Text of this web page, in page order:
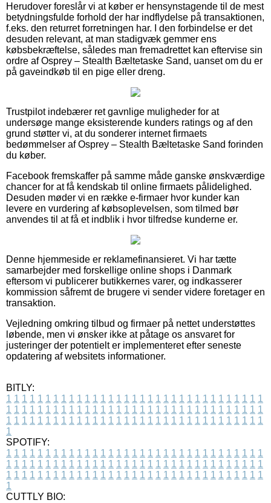
Herudover foreslår vi at køber er hensynstagende til de mest
betydningsfulde forhold der har indflydelse på transaktionen,
f.eks. den returret forretningen har. I den forbindelse er det
desuden relevant, at man stadigvæk gemmer ens
købsbekræftelse, således man fremadrettet kan eftervise sin
ordre af Osprey – Stealth Bæltetaske Sand, uanset om du er
på gaveindkøb til en pige eller dreng.
Trustpilot indebærer ret gavnlige muligheder for at
undersøge mange eksisterende kunders ratings og af den
grund støtter vi, at du sonderer internet firmaets
bedømmelser af Osprey – Stealth Bæltetaske Sand forinden
du køber.
Facebook fremskaffer på samme måde ganske ønskværdige
chancer for at få kendskab til online firmaets pålidelighed.
Desuden møder vi en række e-firmaer hvor kunder kan
levere en vurdering af købsoplevelsen, som tilmed bør
anvendes til at få et indblik i hvor tilfredse kunderne er.
Denne hjemmeside er reklamefinansieret. Vi har tætte
samarbejder med forskellige online shops i Danmark
eftersom vi publicerer butikkernes varer, og indkasserer
kommission såfremt de brugere vi sender videre foretager en
transaktion.
Vejledning omkring tilbud og firmaer på nettet understøttes
løbende, men vi ønsker ikke at påtage os ansvaret for
justeringer der potentielt er implementeret efter seneste
opdatering af websitets informationer.
BITLY:
1 1 1 1 1 1 1 1 1 1 1 1 1 1 1 1 1 1 1 1 1 1 1 1 1 1 1 1 1 1 1 1 1
1 1 1 1 1 1 1 1 1 1 1 1 1 1 1 1 1 1 1 1 1 1 1 1 1 1 1 1 1 1 1 1 1
1 1 1 1 1 1 1 1 1 1 1 1 1 1 1 1 1 1 1 1 1 1 1 1 1 1 1 1 1 1 1 1 1
1
SPOTIFY:
1 1 1 1 1 1 1 1 1 1 1 1 1 1 1 1 1 1 1 1 1 1 1 1 1 1 1 1 1 1 1 1 1
1 1 1 1 1 1 1 1 1 1 1 1 1 1 1 1 1 1 1 1 1 1 1 1 1 1 1 1 1 1 1 1 1
1 1 1 1 1 1 1 1 1 1 1 1 1 1 1 1 1 1 1 1 1 1 1 1 1 1 1 1 1 1 1 1 1
1
CUTTLY BIO: